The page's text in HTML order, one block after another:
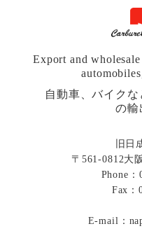
Export and
自動車、バイク
の輸
旧日
〒561-0812大
Phone：
Fax：
E-mail：